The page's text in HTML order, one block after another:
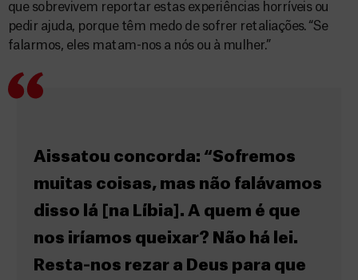
que sobrevivem reportar estas experiências horríveis ou
pedir ajuda, porque têm medo de sofrer retaliações. “Se
falarmos, eles matam-nos a nós ou à mulher.”
Aissatou concorda: “Sofremos
muitas coisas, mas não falávamos
disso lá [na Líbia]. A quem é que
nos iríamos queixar? Não há lei.
Resta-nos rezar a Deus para que